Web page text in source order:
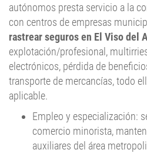
autónomos presta servicio a la
con centros de empresas
rastrear seguros en El Viso del
explotación/profesional,
electrónicos, pérdida de
transporte de mercancías, todo
aplicable.
Empleo y especialización:
comercio minorista,
auxiliares del área